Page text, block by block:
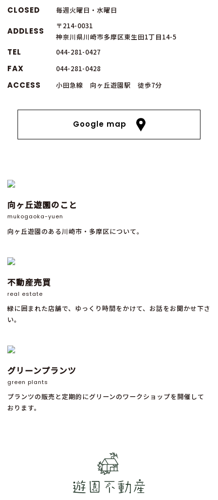
CLOSED 毎週火曜日・水曜日
ADDLESS
〒214-0031
神奈川県川崎市多摩区東生田1丁目14-5
TEL 044-281-0427
FAX 044-281-0428
ACCESS 小田急線 向ヶ丘遊園駅 徒歩7分
Google map
向ヶ丘遊園のこと
mukogaoka-yuen
向ヶ丘遊園のある川崎市・多摩区について。
不動産売買
real estate
緑に囲まれた店舗で、ゆっくり時間をかけて、お話をお聞かせ下さ
い。
グリーンプランツ
green plants
プランツの販売と定期的にグリーンのワークショップを開催して
おります。